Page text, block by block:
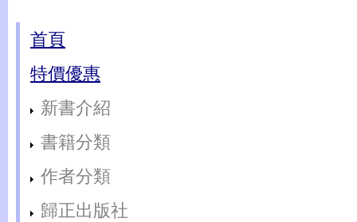
首頁
特價優惠
新書介紹
書籍分類
作者分類
歸正出版社